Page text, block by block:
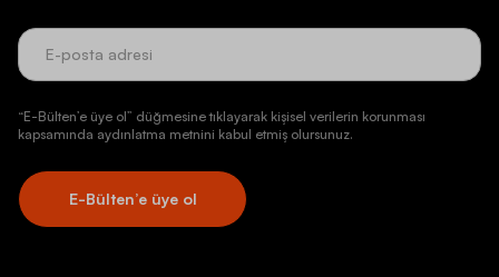
“E-Bülten’e üye ol” düğmesine tıklayarak kişisel verilerin korunması
kapsamında aydınlatma metnini kabul etmiş olursunuz.
E-Bülten’e üye ol